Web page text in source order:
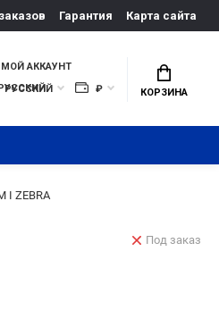
Гарантия Карта сайта
МОЙ АККАУНТ
РУССКИЙ
₽ КОРЗИНА
I ZEBRA
Под заказ